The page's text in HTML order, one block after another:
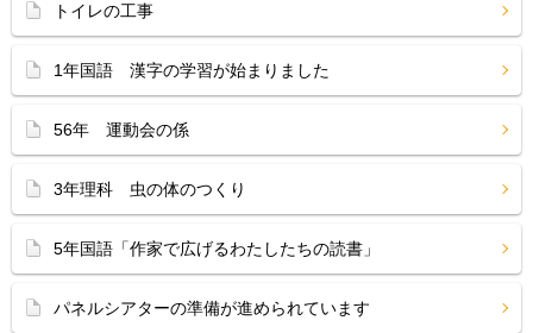
トイレの工事
1年国語 漢字の学習が始まりました
56年 運動会の係
3年理科 虫の体のつくり
5年国語「作家で広げるわたしたちの読書」
パネルシアターの準備が進められています